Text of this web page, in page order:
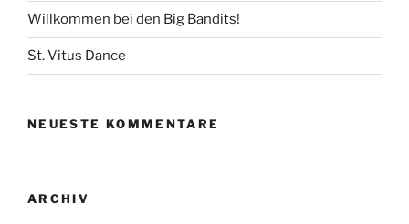
Willkommen bei den Big Bandits!
St. Vitus Dance
NEUESTE KOMMENTARE
ARCHIV